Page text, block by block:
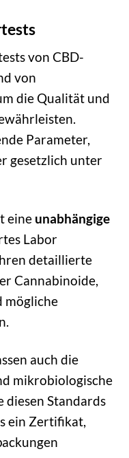
von CBD-
von
die Qualität und
Parameter,
gesetzlich unter
eine unabhängige
Labor
detaillierte
Cannabinoide,
mögliche
auch die
mikrobiologische
Standards
ein Zertifikat,